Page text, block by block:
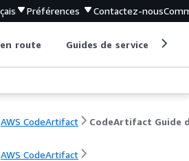
Préférences Contactez-nous
route Guides de service
AWS CodeArtifact
AWS CodeArtifact